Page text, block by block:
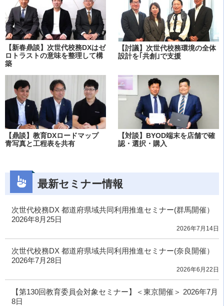
【新春鼎談】次世代校務DXはゼ
ロトラストの意味を整理して構
築
【討議】次世代校務環境の全体
設計を｢共創｣で支援
【鼎談】教育DXロードマップ
青写真と工程表を共有
【対談】BYOD端末を店舗で確
認・選択・購入
最新セミナー情報
次世代校務DX 都道府県域共同利用推進セミナー(群馬開催）
2026年8月25日
2026年7月14日
次世代校務DX 都道府県域共同利用推進セミナー(奈良開催）
2026年7月28日
2026年6月22日
【第130回教育委員会対象セミナー】＜東京開催＞ 2026年7月
8日